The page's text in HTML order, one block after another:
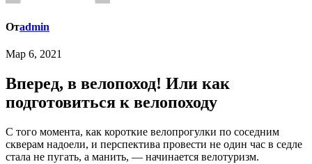
Отadmin
Мар 6, 2021
Вперед, в велопоход! Или как
подготовиться к велопоходу
С того момента, как короткие велопрогулки по соседним
скверам надоели, и перспектива провести не один час в седле
стала не пугать, а манить, — начинается велотуризм.